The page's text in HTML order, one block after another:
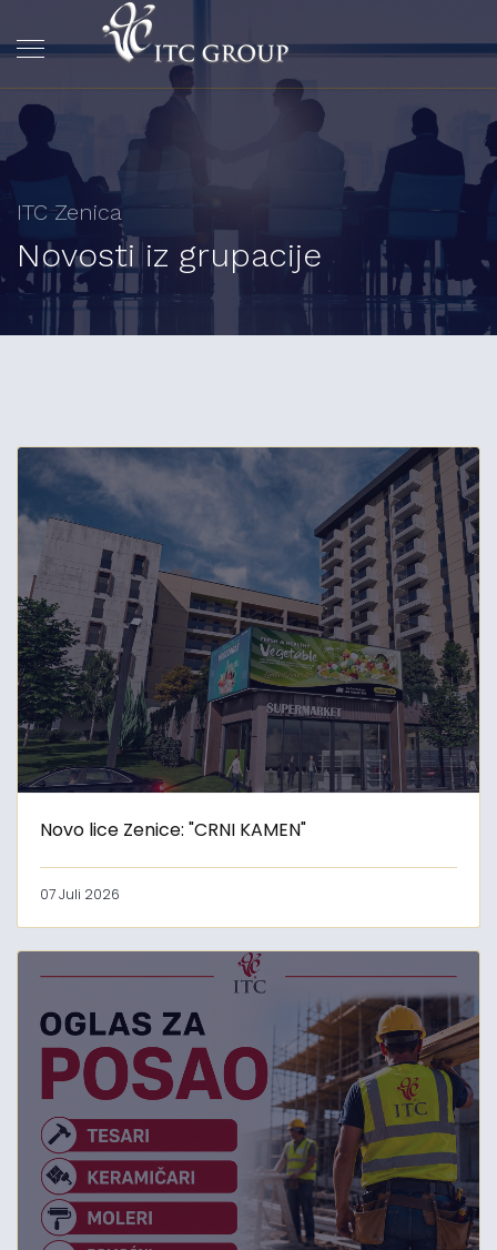
ITC Zenica
Novosti iz grupacije
Novo lice Zenice: "CRNI KAMEN"
07 Juli 2026